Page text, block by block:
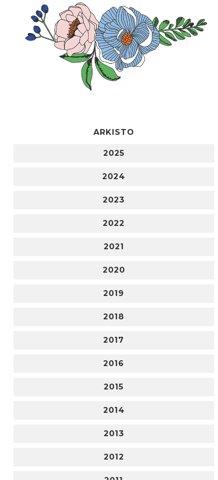
ARKISTO
2025
2024
2023
2022
2021
2020
2019
2018
2017
2016
2015
2014
2013
2012